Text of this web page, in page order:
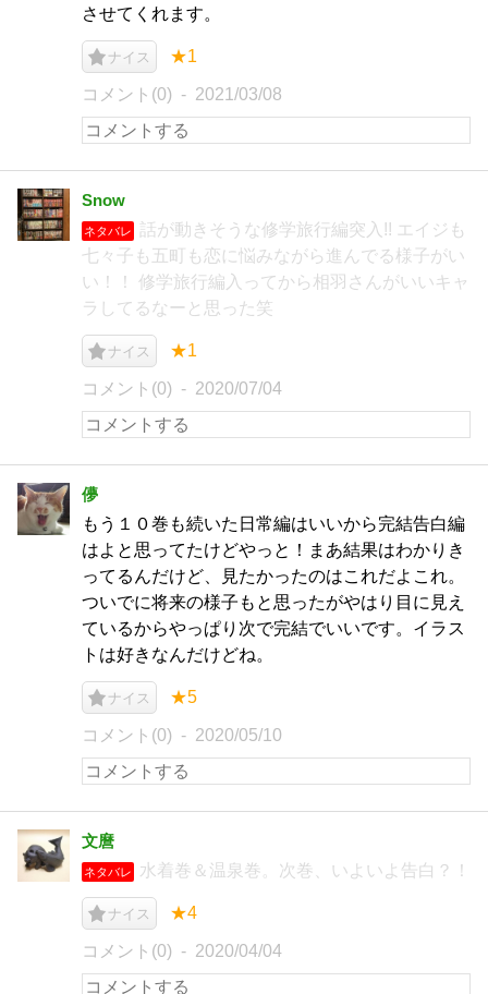
させてくれます。
ナイス ★1
コメント(0) 2021/03/08
Snow
ネタバレ
話が動きそうな修学旅行編突入!! エイジも
七々子も五町も恋に悩みながら進んでる様子がい
い！！ 修学旅行編入ってから相羽さんがいいキャ
ラしてるなーと思った笑
ナイス ★1
コメント(0) 2020/07/04
儚
もう１０巻も続いた日常編はいいから完結告白編
はよと思ってたけどやっと！まあ結果はわかりき
ってるんだけど、見たかったのはこれだよこれ。
ついでに将来の様子もと思ったがやはり目に見え
ているからやっぱり次で完結でいいです。イラス
トは好きなんだけどね。
ナイス ★5
コメント(0) 2020/05/10
文麿
ネタバレ 水着巻＆温泉巻。次巻、いよいよ告白？！
ナイス ★4
コメント(0) 2020/04/04